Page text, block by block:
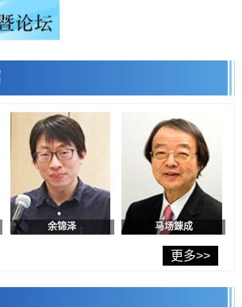
等高温环境下工作
一年内翻倍，但与中美德仍有较大差距
震紧急对策：目标为死亡人数至少减半，重点强
过往并抑制反应的机制，阐明即便DNA相同反应
疫苗B440单药给药的安全性，在转移性尿路上皮
学技术与创新白皮书》，解读第七期基本计划
胞死亡的新型信使物质
心跨器官揭示衰老过程中的糖链变化
李鸥 安宁
余锦泽 马场錬成
更多>>